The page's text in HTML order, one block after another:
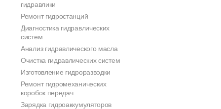
гидравлики
Ремонт гидростанций
Диагностика гидравлических
систем
Анализ гидравлического масла
Очистка гидравлических систем
Изготовление гидроразводки
Ремонт гидромеханических
коробок передач
Зарядка гидроаккумуляторов